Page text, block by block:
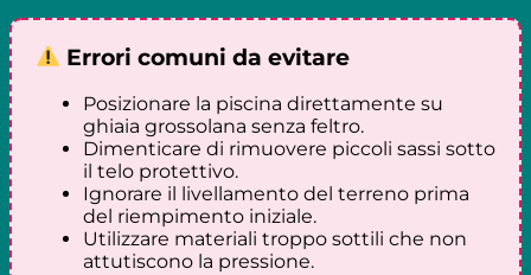
Errori comuni da evitare
Posizionare la piscina direttamente su
ghiaia grossolana senza feltro.
Dimenticare di rimuovere piccoli sassi sotto
il telo protettivo.
Ignorare il livellamento del terreno prima
del riempimento iniziale.
Utilizzare materiali troppo sottili che non
attutiscono la pressione.